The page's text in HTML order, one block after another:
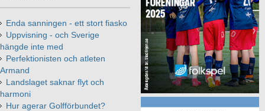
Enda sanningen - ett stort fiasko
Uppvisning - och Sverige
hängde inte med
Perfektionisten och atleten
Armand
Landslaget saknar flyt och
harmoni
Hur agerar Golfförbundet?